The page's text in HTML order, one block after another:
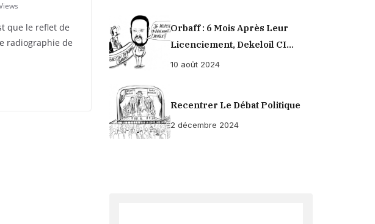
que le reflet de
radiographie de
Orbaff : 6 Mois Après Leur
Licenciement, Dekeloil CI
Propose À Ses Ex-Ouvriers Un
10 août 2024
Recentrer Le Débat Politique
2 décembre 2024